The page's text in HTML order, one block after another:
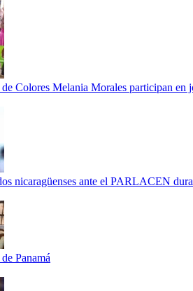
Colores Melania Morales participan en
nicaragüenses ante el PARLACEN
Panamá